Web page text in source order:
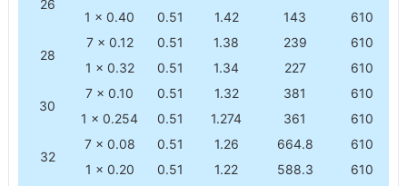
26
1 × 0.40
0.51 1.42 143 610
28
7 × 0.12 0.51 1.38 239
610
1 × 0.32
0.51 1.34 227 610
30
7 × 0.10 0.51 1.32 381
610
1 × 0.254
0.51 1.274 361 610
32
7 × 0.08 0.51 1.26 664.8
610
1 × 0.20
0.51 1.22 588.3 610